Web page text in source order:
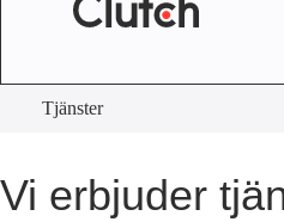
Tjänster
Vi erbjuder